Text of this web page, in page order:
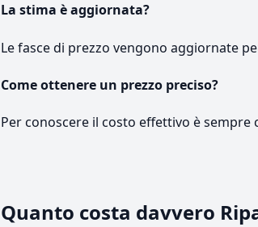
La stima è aggiornata?
Le fasce di prezzo vengono aggiornate
Come ottenere un prezzo preciso?
Per conoscere il costo effettivo è
Quanto costa davvero